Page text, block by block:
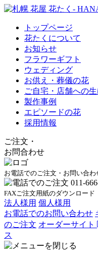
トップページ
花たくについて
お知らせ
フラワーギフト
ウェディング
お供え・葬儀の花
ご自宅・店舗への
製作事例
エピソードの花
採用情報
ご注文 ・
お問合わせ
お電話でのご注文・お問い合わ
FAXご注文用紙のダウンロード
法人様用 個人様用
お電話でのお問い合わせ
のご注文 オーダーサイト
ス